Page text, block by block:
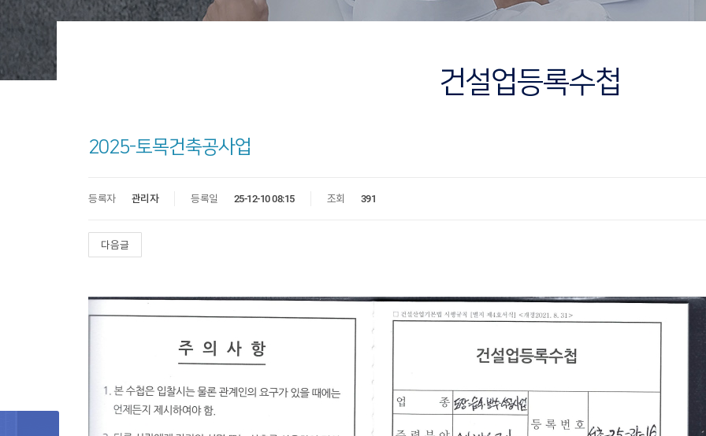
건설업등록수첩
2025-토목건축공사업
등록자 관리자 등록일 25-12-10 08:15 조회 391
다음글